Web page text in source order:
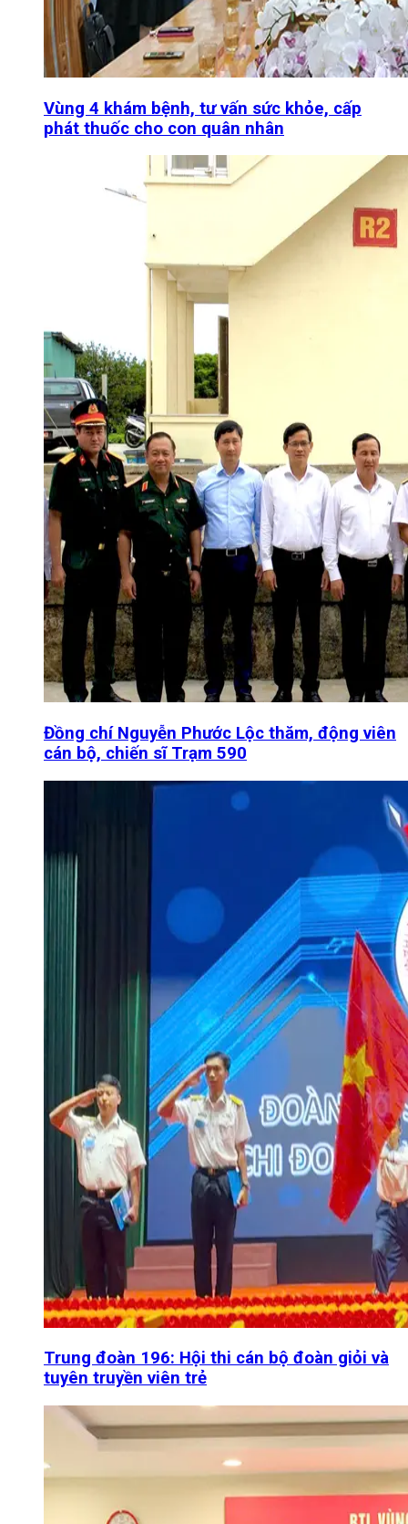
Vùng 4 khám bệnh, tư vấn sức khỏe, cấp
phát thuốc cho con quân nhân
Đồng chí Nguyễn Phước Lộc thăm, động viên
cán bộ, chiến sĩ Trạm 590
Trung đoàn 196: Hội thi cán bộ đoàn giỏi và
tuyên truyền viên trẻ